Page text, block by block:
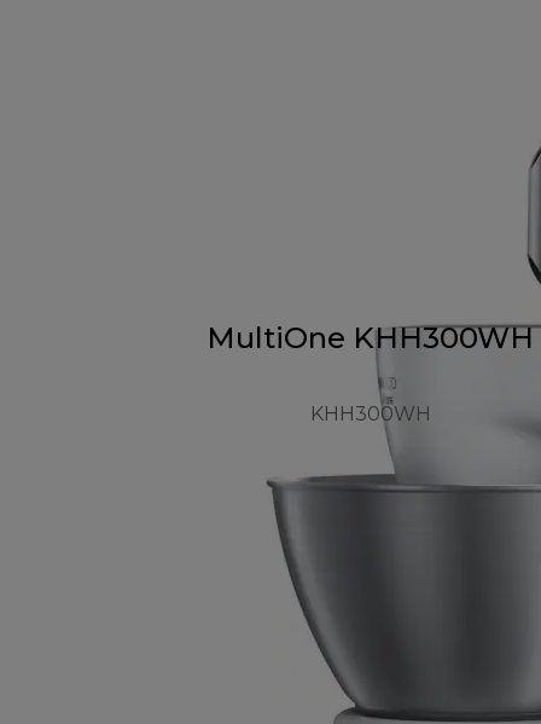
MultiOne KHH300WH
KHH300WH